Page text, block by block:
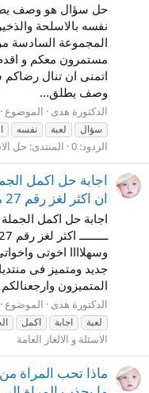
حل سؤال هو وصف
المجموعة السادسة
مستمرون معكم و
اتمنى ان تنال رضاكم
وصف يطلق...
الدكتورة هدى الموضوع
سؤال
لعبة نفسه
الردود: 0 المنتدى: حل
اجابة حل اكمل
ان اكثر لغز رقم 27 من لعبة وصلة للمجموعة
اجابة حل اكمل
وسهلاااا اخوتى
جديد ومتميز فى
المتميزون وارجعنالكم
الدكتورة هدى الموضوع
لعبة
اجابة اكمل
الاسئلة و الالغاز العامة
ماذا تحب المراة